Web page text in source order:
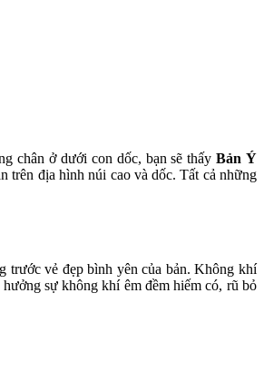
chân ở dưới con dốc, bạn sẽ thấyBản Ý
trên địa hình núi cao và dốc. Tất cả những
trước vẻ đẹp bình yên của bản. Không khí
sự không khí êm đềm hiếm có, rũ bỏ